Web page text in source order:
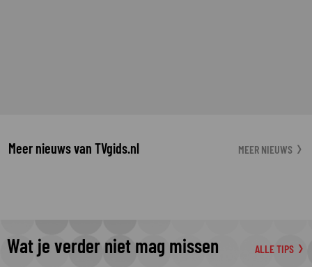
Meer nieuws van TVgids.nl MEER NIEUWS
Wat je verder niet mag missen ALLE TIPS